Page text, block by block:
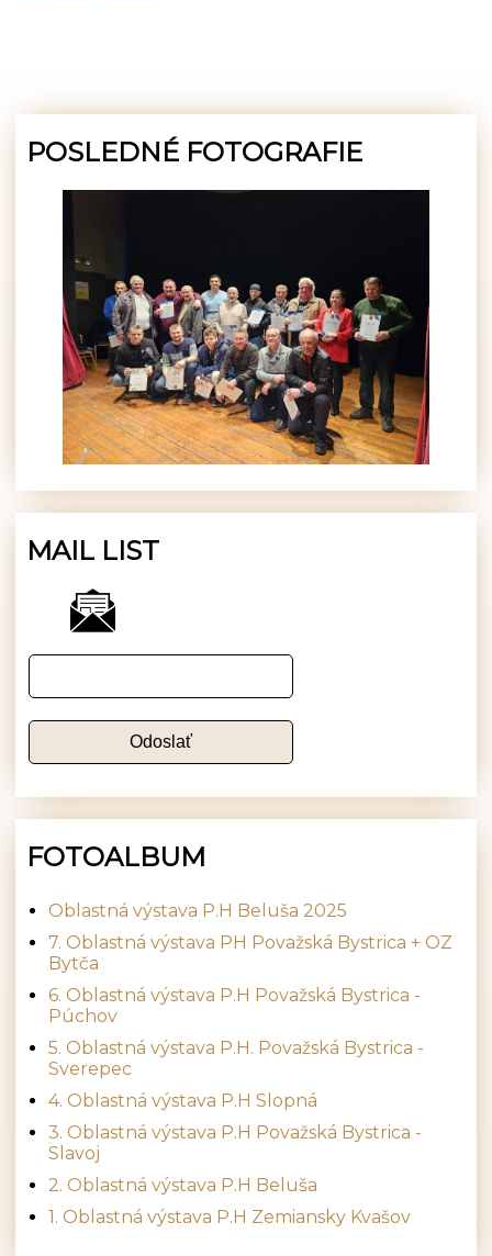
POSLEDNÉ FOTOGRAFIE
MAIL LIST
FOTOALBUM
Oblastná výstava P.H Beluša 2025
7. Oblastná výstava PH Považská Bystrica + OZ
Bytča
6. Oblastná výstava P.H Považská Bystrica -
Púchov
5. Oblastná výstava P.H. Považská Bystrica -
Sverepec
4. Oblastná výstava P.H Slopná
3. Oblastná výstava P.H Považská Bystrica -
Slavoj
2. Oblastná výstava P.H Beluša
1. Oblastná výstava P.H Zemiansky Kvašov